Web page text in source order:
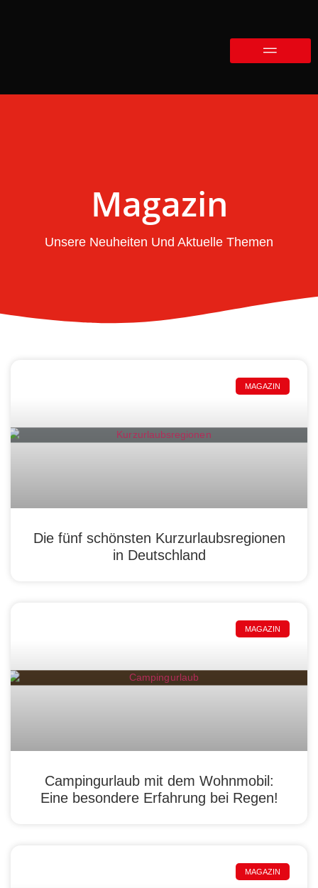
Magazin
Unsere Neuheiten Und Aktuelle Themen
MAGAZIN
Die fünf schönsten Kurzurlaubsregionen
in Deutschland
MAGAZIN
Campingurlaub mit dem Wohnmobil:
Eine besondere Erfahrung bei Regen!
MAGAZIN